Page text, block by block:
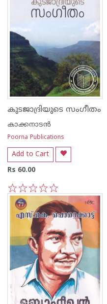
കുടജാദ്രിയുടെ സംഗീതം
കാക്കനാടന്‍
Poorna Publications
Add to Cart
Rs 60.00
5
4
3
2
1